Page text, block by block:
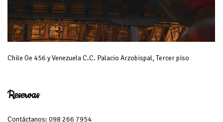
Chile Oe 456 y Venezuela C.C. Palacio Arzobispal, Tercer piso
Reservas
Contáctanos: 098 266 7954